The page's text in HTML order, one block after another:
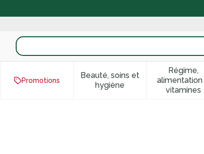
Rechercher
Promotions
Beauté, soins et
hygièneAfficher le sous-menu
Régime,
alimentation
vitamines
Bota Lumbota Ceinture